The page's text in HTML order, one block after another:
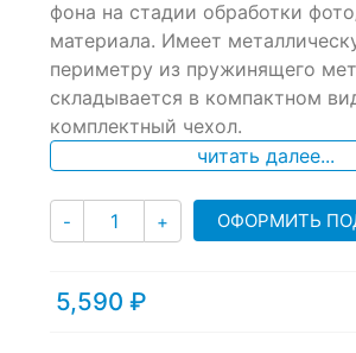
on
customer
ratings
фона на стадии обработки
материала. Имеет
периметру из пружинящего
складывается в компактном
комплектный чехол.
читать далее...
- Количество
+ ОФОРМИТЬ
5,590 ₽